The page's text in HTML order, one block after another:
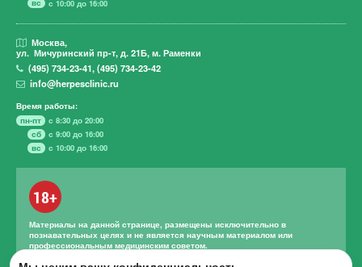
вс
с 10:00 до 16:00
Москва,
ул. Мичуринский пр-т, д. 21Б, м. Раменки
(495)734-23-41,(495)734-23-42
info@herpesclinic.ru
Время работы:
пн-пт
с 8:30 до 20:00
сб
с 9:00 до 16:00
вс
с 10:00 до 16:00
18+
Материалы на данной странице, размещены исключительно в
познавательных целях и не является научным материалом или
профессиональным медицинским советом.
Правильное лечение и назначение лекарственных средств может